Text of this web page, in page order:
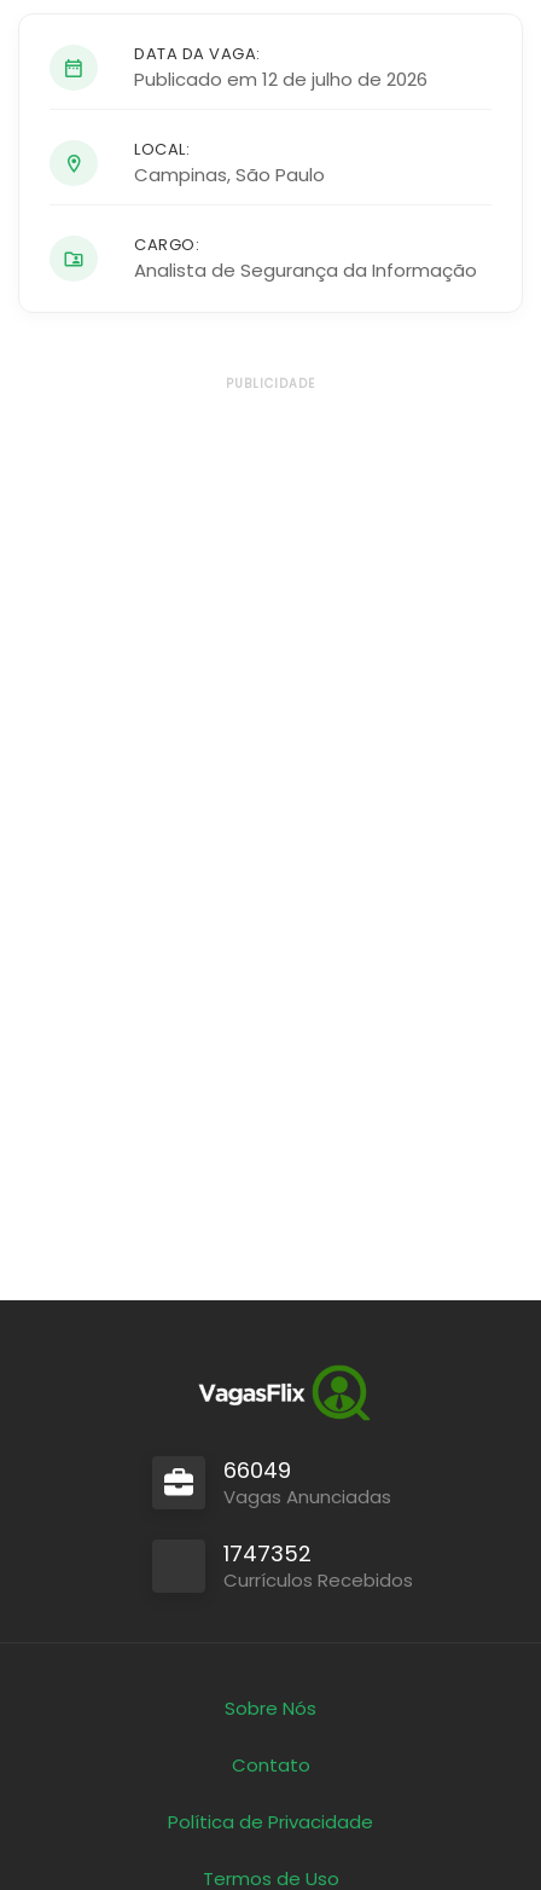
DATA DA VAGA:
Publicado em 12 de julho de 2026
LOCAL:
Campinas,São Paulo
CARGO:
Analista de Segurança da Informação
PUBLICIDADE
66049
Vagas Anunciadas
1747352
Currículos Recebidos
Sobre Nós
Contato
Política de Privacidade
Termos de Uso